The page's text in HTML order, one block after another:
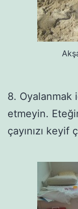
8. Oyalanmak
etmeyin.
çayınızı keyif